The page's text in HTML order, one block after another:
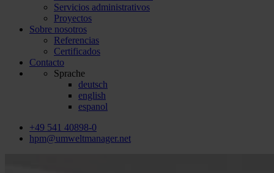
Servicios administrativos
Proyectos
Sobre nosotros
Referencias
Certificados
Contacto
Sprache
deutsch
english
espanol
+49 541 40898-0
hpm@umweltmanager.net